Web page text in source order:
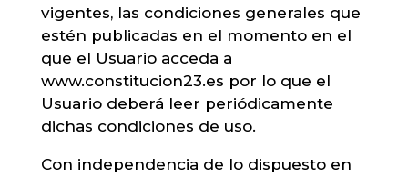
vigentes, las condiciones generales que
estén publicadas en el momento en el
que el Usuario acceda a
www.constitucion23.es por lo que el
Usuario deberá leer periódicamente
dichas condiciones de uso.
Con independencia de lo dispuesto en